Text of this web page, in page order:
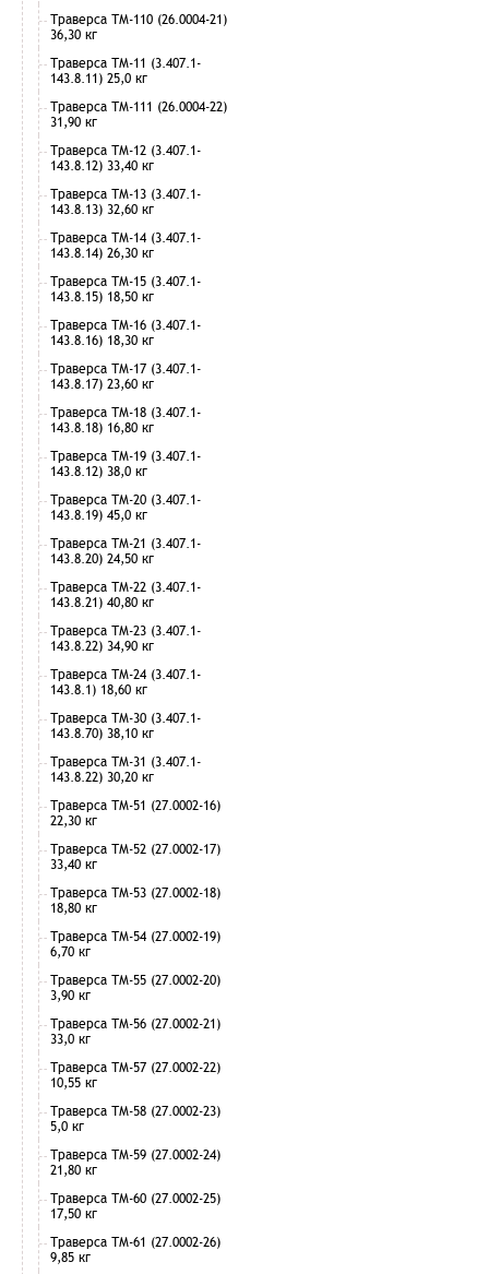
Траверса ТМ-110 (26.0004-21)
36,30 кг
Траверса ТМ-11 (3.407.1-
143.8.11) 25,0 кг
Траверса ТМ-111 (26.0004-22)
31,90 кг
Траверса ТМ-12 (3.407.1-
143.8.12) 33,40 кг
Траверса ТМ-13 (3.407.1-
143.8.13) 32,60 кг
Траверса ТМ-14 (3.407.1-
143.8.14) 26,30 кг
Траверса ТМ-15 (3.407.1-
143.8.15) 18,50 кг
Траверса ТМ-16 (3.407.1-
143.8.16) 18,30 кг
Траверса ТМ-17 (3.407.1-
143.8.17) 23,60 кг
Траверса ТМ-18 (3.407.1-
143.8.18) 16,80 кг
Траверса ТМ-19 (3.407.1-
143.8.12) 38,0 кг
Траверса ТМ-20 (3.407.1-
143.8.19) 45,0 кг
Траверса ТМ-21 (3.407.1-
143.8.20) 24,50 кг
Траверса ТМ-22 (3.407.1-
143.8.21) 40,80 кг
Траверса ТМ-23 (3.407.1-
143.8.22) 34,90 кг
Траверса ТМ-24 (3.407.1-
143.8.1) 18,60 кг
Траверса ТМ-30 (3.407.1-
143.8.70) 38,10 кг
Траверса ТМ-31 (3.407.1-
143.8.22) 30,20 кг
Траверса ТМ-51 (27.0002-16)
22,30 кг
Траверса ТМ-52 (27.0002-17)
33,40 кг
Траверса ТМ-53 (27.0002-18)
18,80 кг
Траверса ТМ-54 (27.0002-19)
6,70 кг
Траверса ТМ-55 (27.0002-20)
3,90 кг
Траверса ТМ-56 (27.0002-21)
33,0 кг
Траверса ТМ-57 (27.0002-22)
10,55 кг
Траверса ТМ-58 (27.0002-23)
5,0 кг
Траверса ТМ-59 (27.0002-24)
21,80 кг
Траверса ТМ-60 (27.0002-25)
17,50 кг
Траверса ТМ-61 (27.0002-26)
9,85 кг